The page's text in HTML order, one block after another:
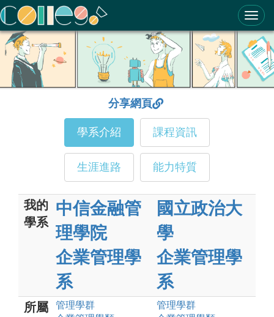
ColleGo! 大學選才與高中育才輔助系統
分享網頁
學系介紹 課程資訊
生涯進路 能力特質
我的
學系
中信金融管
理學院
企業管理學
系
國立政治大
學
企業管理學
系
所屬
管理學群
管理學群